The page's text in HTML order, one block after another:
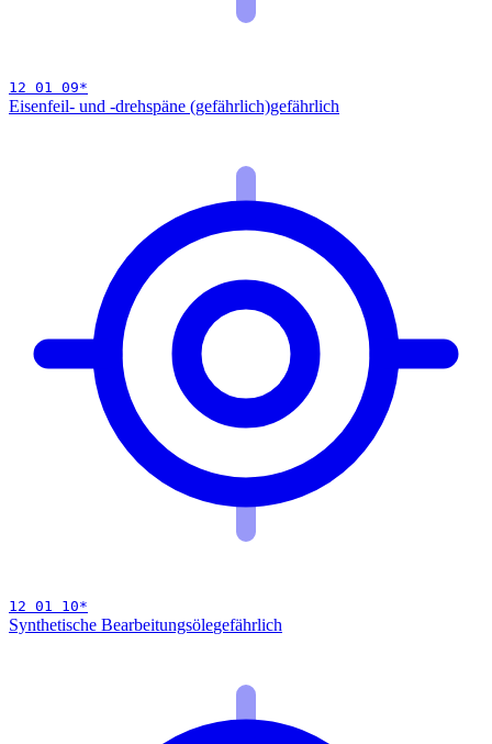
12 01 09*
Eisenfeil- und -drehspäne (gefährlich)gefährlich
12 01 10*
Synthetische Bearbeitungsölegefährlich